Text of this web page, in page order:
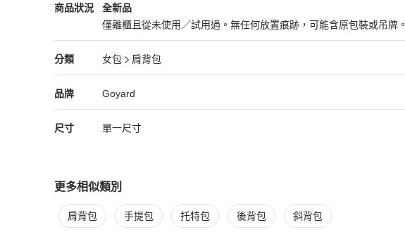
商品狀況
Goyard女包商品狀態與細節
全新品
僅離櫃且從未使用／試用過。無任何放置痕跡，可能含原包裝或吊牌。
全新品
分類
Goyard 女包分類資訊
女包
肩背包
女包/肩背包推薦
品牌
Goyard 精品女包品牌介紹
Goyard
Goyard 推薦清單
尺寸 單一尺寸
更多相似類別
更多Goyard 女包相似商品推薦
肩背包 手提包 托特包 後背包 斜背包